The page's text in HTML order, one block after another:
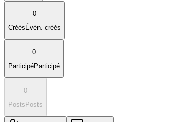
0
Créés Évén. créés
0
ParticipéParticipé
0
Posts Posts